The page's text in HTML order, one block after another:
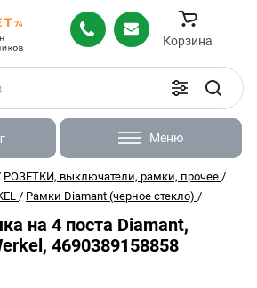
Корзина
Меню
РОЗЕТКИ, выключатели, рамки, прочее /
/ Рамки Diamant (черное стекло) /
на 4 поста Diamant,
4690389158858